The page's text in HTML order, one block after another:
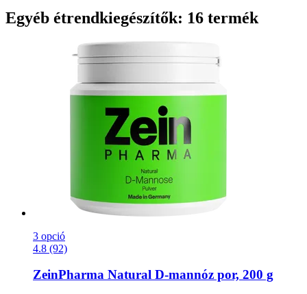
Egyéb étrendkiegészítők: 16 termék
3 opció
4.8 (92)
ZeinPharma Natural D-​mannóz por, 200 g